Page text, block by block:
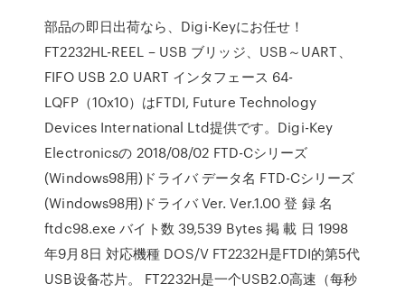
部品の即日出荷なら、Digi-Keyにお任せ！
FT2232HL-REEL – USB ブリッジ、USB～UART、
FIFO USB 2.0 UART インタフェース 64-
LQFP（10x10）はFTDI, Future Technology
Devices International Ltd提供です。Digi-Key
Electronicsの 2018/08/02 FTD-Cシリーズ
(Windows98用)ドライバ データ名 FTD-Cシリーズ
(Windows98用)ドライバ Ver. Ver.1.00 登 録 名
ftdc98.exe バイト数 39,539 Bytes 掲 載 日 1998
年9月8日 対応機種 DOS/V FT2232H是FTDI的第5代
USB设备芯片。 FT2232H是一个USB2.0高速（每秒